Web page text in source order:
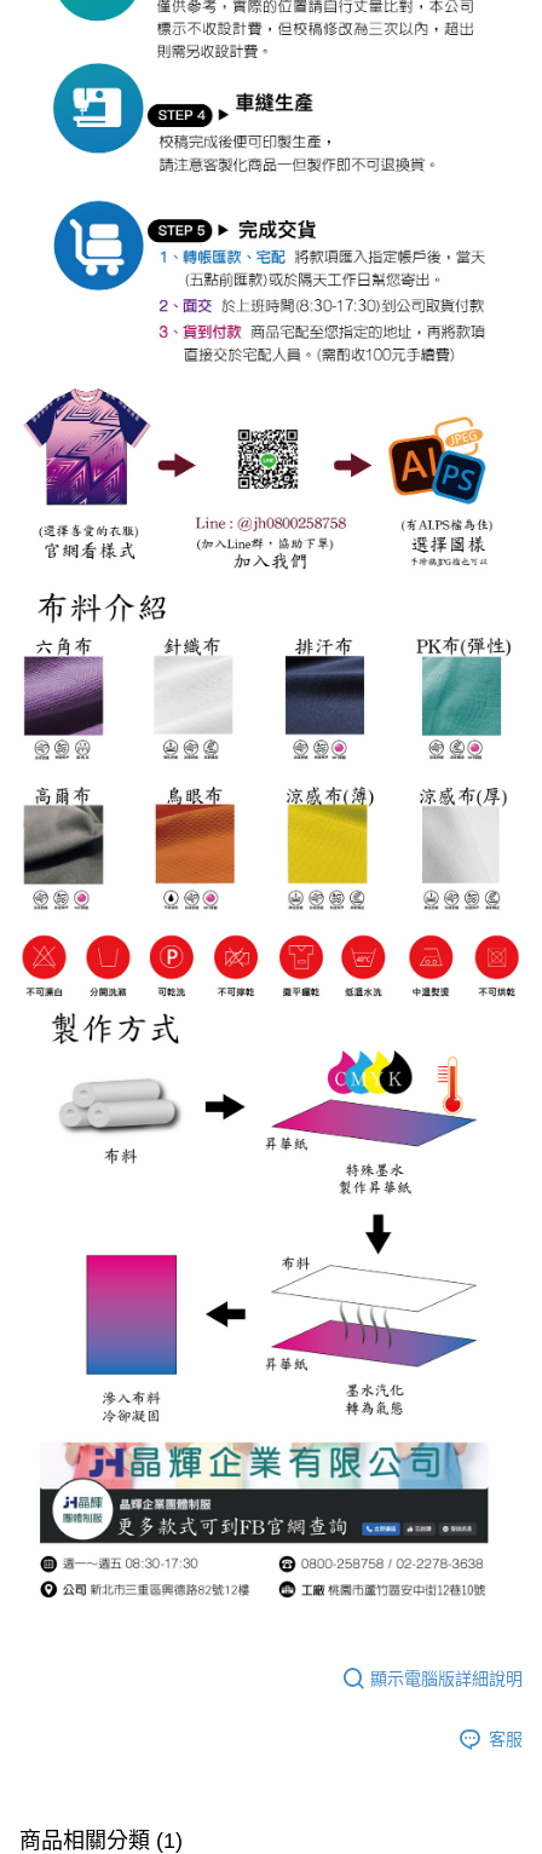
顯示電腦版詳細說明
客服
商品相關分類 (1)